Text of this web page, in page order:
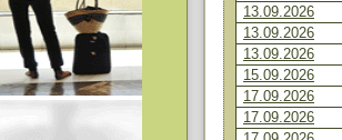
13.09.2026
13.09.2026
13.09.2026
15.09.2026
17.09.2026
17.09.2026